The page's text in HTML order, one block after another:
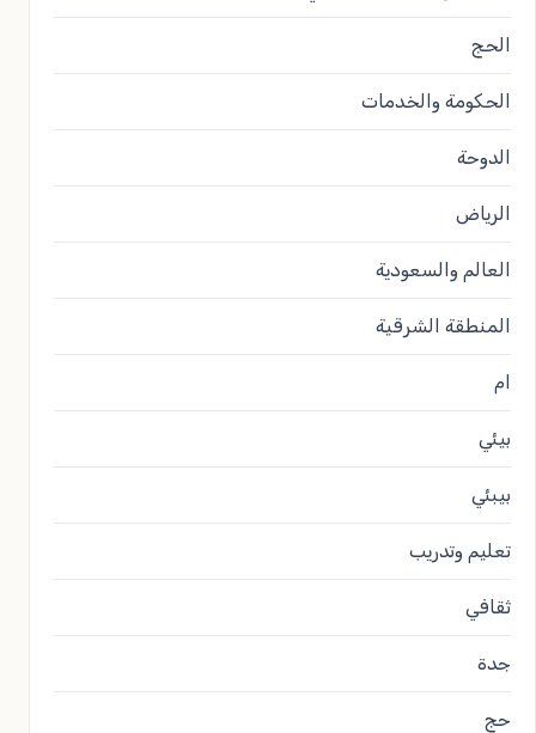
الحج
الحكومة والخدمات
الدوحة
الرياض
العالم والسعودية
المنطقة الشرقية
ام
بيئي
بيبئي
تعليم وتدريب
ثقافي
جدة
حج